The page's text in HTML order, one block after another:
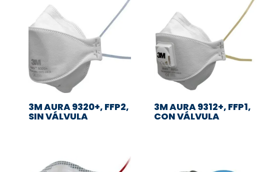
3M AURA 9320+, FFP2,
SIN VÁLVULA
3M AURA 9312+, FFP1,
CON VÁLVULA